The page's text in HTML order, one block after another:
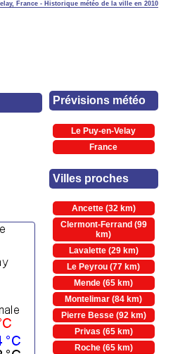
France - Historique météo de la ville en 2010
Prévisions météo
Le Puy-en-Velay
France
Villes proches
Ancette (32 km)
Clermont-Ferrand (99
km)
Lavalette (29 km)
Le Peyrou (77 km)
Mende (65 km)
Montelimar (84 km)
Pierre Besse (92 km)
Privas (65 km)
Roche (65 km)